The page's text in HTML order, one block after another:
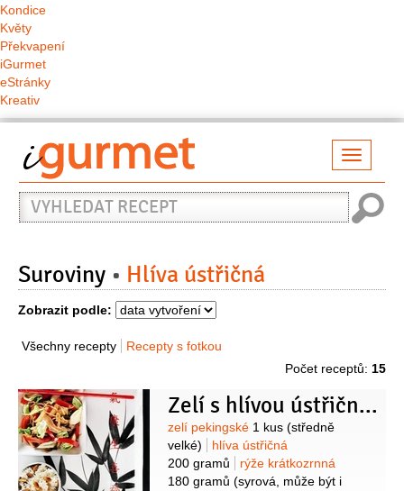
Kondice
Květy
Překvapení
iGurmet
eStránky
Kreativ
Vyhledat
recept
Suroviny Hlíva ústřičná
Zobrazit podle:
Všechny recepty
Recepty s fotkou
Počet receptů: 15
Zelí s hlívou ústřičnou
Suroviny
zelí pekingské 1 kus (středně
velké)
hlíva ústřičná
200 gramů
rýže krátkozrnná
180 gramů (syrová, může být i